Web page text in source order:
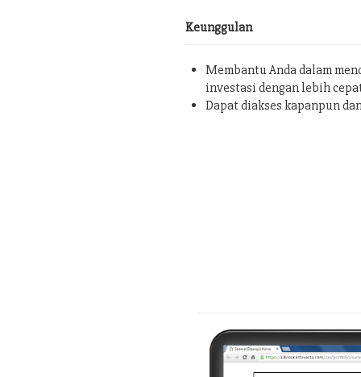
Keunggulan
Membantu Anda dalam
investasi dengan lebih
Dapat diakses kapanpun